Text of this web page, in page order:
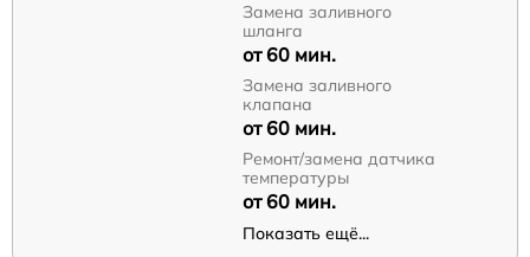
Замена заливного
шланга
от 60 мин.
Замена заливного
клапана
от 60 мин.
Ремонт/замена датчика
температуры
от 60 мин.
Показать ещё...